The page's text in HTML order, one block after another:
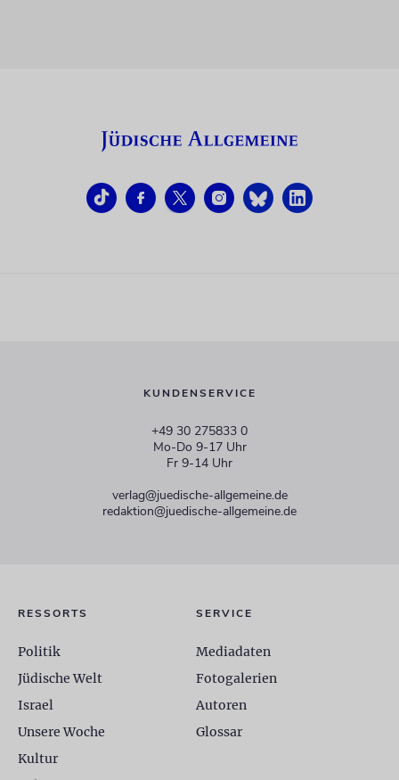
KUNDENSERVICE
+49 30 275833 0
Mo-Do 9-17 Uhr
Fr 9-14 Uhr
verlag@juedische-allgemeine.de
redaktion@juedische-allgemeine.de
RESSORTS
Politik
Jüdische Welt
Israel
Unsere Woche
Kultur
SERVICE
Mediadaten
Fotogalerien
Autoren
Glossar